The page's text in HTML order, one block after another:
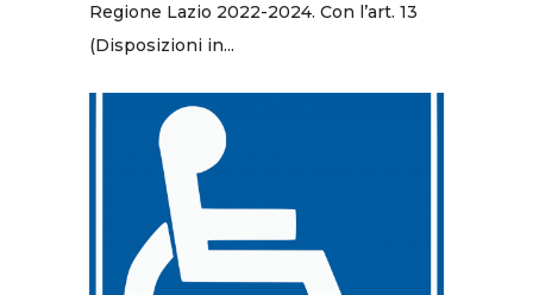
Regione Lazio 2022-2024. Con l’art. 13
(Disposizioni in...